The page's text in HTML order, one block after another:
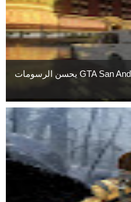
مود جديد تحصل عليه لعبة GTA San Andreas يحسن الرسومات